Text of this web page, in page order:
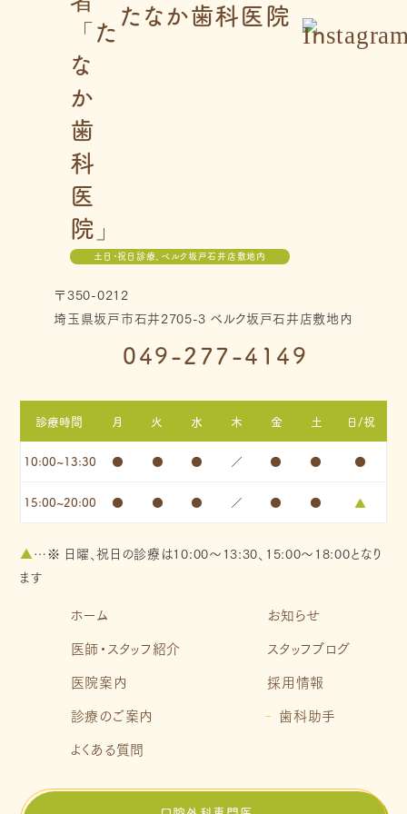
たなか歯科医院
土日・祝日診療、ベルク坂戸石井店敷地内
〒350-0212
埼玉県坂戸市石井2705-3 ベルク坂戸石井店敷地内
049-277-4149
診療時間 月 火 水 木 金 土 日/祝
10:00~13:30 ● ● ● ／ ● ● ●
15:00~20:00 ● ● ● ／ ● ● ▲
▲…※ 日曜、祝日の診療は10:00～13:30、15:00～18:00となり
ます
ホーム
医師・スタッフ紹介
医院案内
診療のご案内
よくある質問
お知らせ
スタッフブログ
採用情報
歯科助手